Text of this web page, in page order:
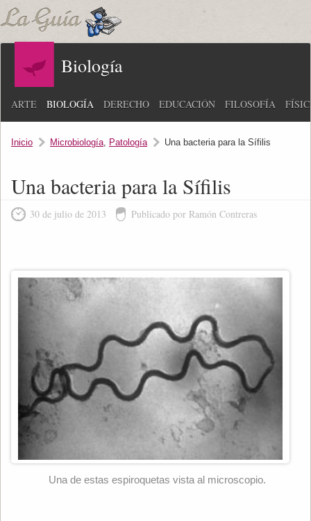
Biología
ARTE BIOLOGÍA DERECHO EDUCACIÓN FILOSOFÍA
Inicio Microbiología, Patología Una bacteria para la Sífilis
Una bacteria para la Sífilis
30 de julio de 2013 Publicado por Ramón Contreras
Una de estas espiroquetas vista al microscopio.